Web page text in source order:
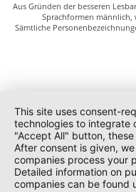
Aus Gründen der besseren
Sprachformen
Sämtliche
This site uses consent-
technologies to integrate
"Accept All" button,
After consent is given,
companies process your
Detailed information on
companies can be found